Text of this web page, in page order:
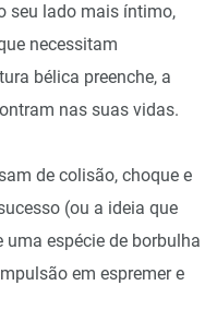
seu lado mais íntimo,
necessitam
bélica preenche, a
nas suas vidas.
de colisão, choque e
(ou a ideia que
espécie de borbulha
em espremer e